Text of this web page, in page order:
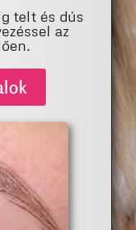
telt és dús
az